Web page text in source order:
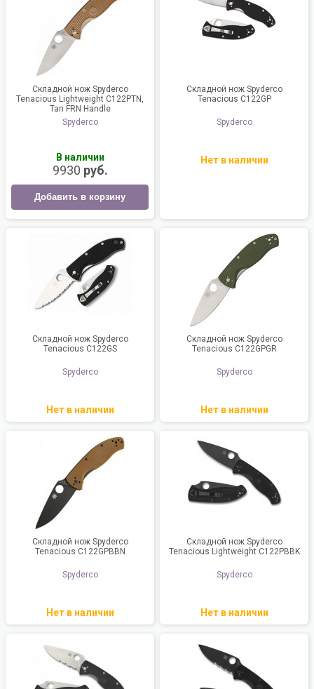
Складной нож Spyderco
Tenacious Lightweight C122PTN,
Tan FRN Handle
Spyderco
В наличии
9930 руб.
Добавить в корзину
Складной нож Spyderco
Tenacious C122GP
Spyderco
Нет в наличии
Складной нож Spyderco
Tenacious C122GS
Spyderco
Нет в наличии
Складной нож Spyderco
Tenacious C122GPGR
Spyderco
Нет в наличии
Складной нож Spyderco
Tenacious C122GPBBN
Spyderco
Нет в наличии
Складной нож Spyderco
Tenacious Lightweight C122PBBK
Spyderco
Нет в наличии